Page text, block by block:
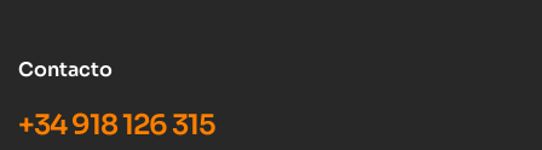
Contacto
+34 918 126 315